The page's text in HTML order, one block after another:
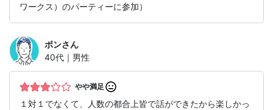
ワークス）のパーティーに参加）
ボンさん
40代｜男性
やや満足
１対１でなくて、人数の都合上皆で話ができたから楽しかっ